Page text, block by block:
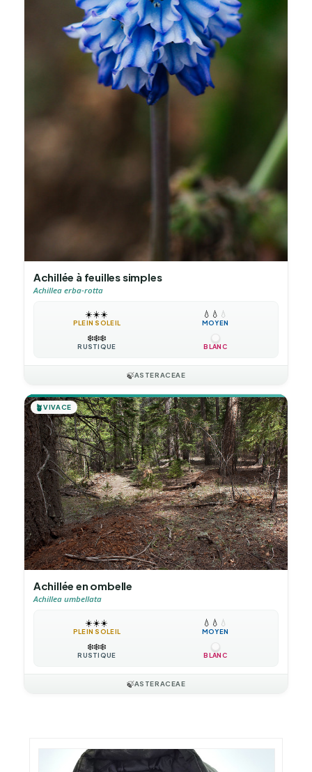
Achillée à feuilles simples
Achillea erba-rotta
☀️☀️☀️
PLEIN SOLEIL
💧 💧 💧
MOYEN
❄️❄️❄️
RUSTIQUE BLANC
🍃ASTERACEAE
🪴VIVACE
Achillée en ombelle
Achillea umbellata
☀️☀️☀️
PLEIN SOLEIL
💧 💧 💧
MOYEN
❄️❄️❄️
RUSTIQUE BLANC
🍃ASTERACEAE